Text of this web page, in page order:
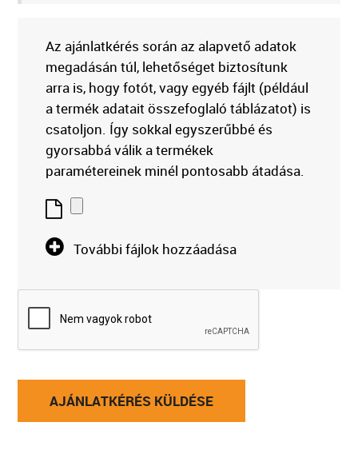
Az ajánlatkérés során az alapvető adatok
megadásán túl, lehetőséget biztosítunk
arra is, hogy fotót, vagy egyéb fájlt (például
a termék adatait összefoglaló táblázatot) is
csatoljon. Így sokkal egyszerűbbé és
gyorsabbá válik a termékek
paramétereinek minél pontosabb átadása.

 További fájlok hozzáadása
AJÁNLATKÉRÉS KÜLDÉSE